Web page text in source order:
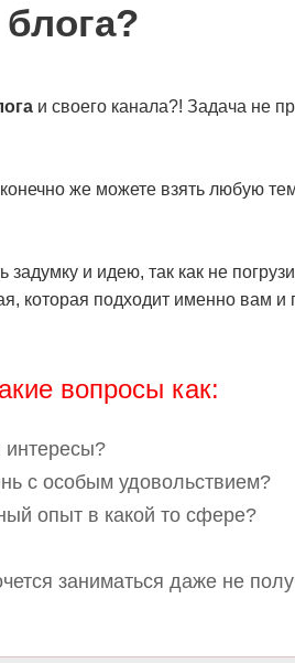
и своего канала?! Задача не
же можете взять любую
и идею, так как не
которая подходит именно вам и
вопросы как:
интересы?
с особым удовольствием?
опыт в какой то сфере?
заниматься даже не